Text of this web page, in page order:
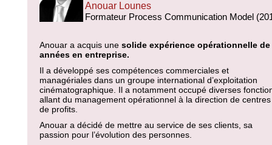
Anouar Lounes
Formateur Process Communication Model
Anouar a acquis une solide expérience opérationnelle de
années en entreprise.
Il a développé ses compétences commerciales et
managériales dans un groupe international d’exploitation
cinématographique. Il a notamment occupé diverses
allant du management opérationnel à la direction de centres
de profits.
Anouar a décidé de mettre au service de ses clients, sa
passion pour l’évolution des personnes.